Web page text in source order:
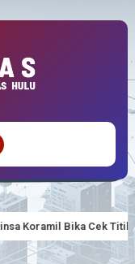
Di Desa Nanga